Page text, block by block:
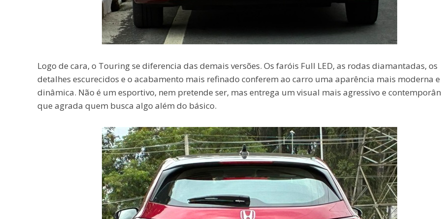
Logo de cara, o Touring se diferencia das demais versões. Os faróis Full LED, as rodas diamantadas, os
detalhes escurecidos e o acabamento mais refinado conferem ao carro uma aparência mais moderna e
dinâmica. Não é um esportivo, nem pretende ser, mas entrega um visual mais agressivo e
que agrada quem busca algo além do básico.